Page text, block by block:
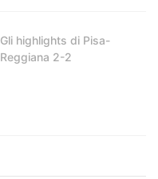
Gli highlights di Pisa-
Reggiana 2-2